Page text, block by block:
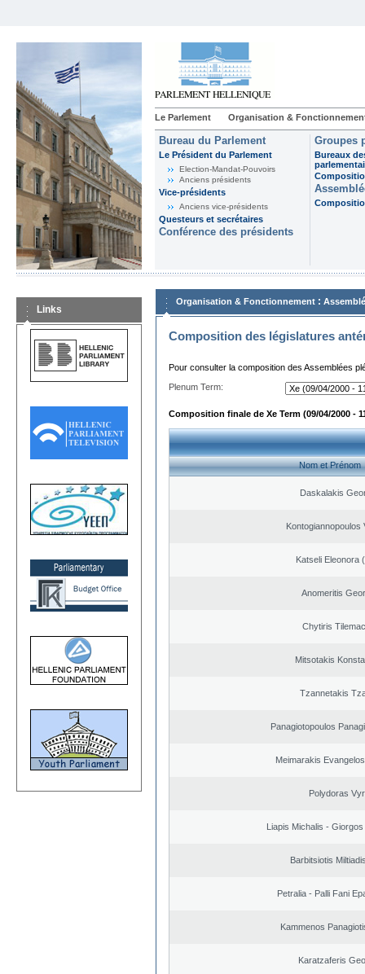
Le Parlement Organisation &
Bureau du Parlement
Le Président du Parlement
Election-Mandat-Pouvoirs
Anciens présidents
Vice-présidents
Anciens vice-présidents
Questeurs et secrétaires
Conférence des présidents
Groupes
Bureaux
Links
Organisation & Fonctionnement :
Composition des législatures
Pour consulter la composition des Assemblées
Plenum Term:
Composition finale de Xe Term (09/04/2000 -
Nom et Prénom
Daskalakis
Kontogiannopoulos
Katseli Eleonora
Anomeritis
Chytiris
Mitsotakis
Tzannetakis
Panagiotopoulos
Meimarakis
Polydoras
Liapis Michalis -
Barbitsiotis
Petralia - Palli Fani
Kammenos
Karatzaferis